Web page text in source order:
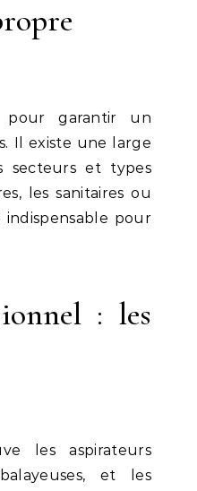
pour garantir un
Il existe une large
secteurs et types
les sanitaires ou
pour
: les
les aspirateurs
et les